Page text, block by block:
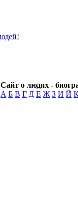
Сайт о людях -
А Б В Г Д Е Ж З И Й